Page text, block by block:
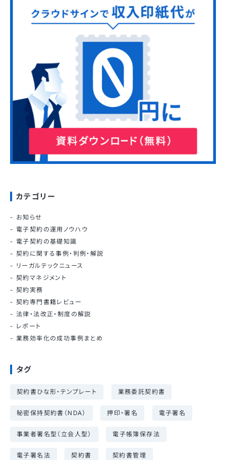
カテゴリー
お知らせ
電子契約の運用ノウハウ
電子契約の基礎知識
契約に関する事例・判例・解説
リーガルテックニュース
契約マネジメント
契約実務
契約専門書籍レビュー
法律・法改正・制度の解説
レポート
業務効率化の成功事例まとめ
タグ
契約書ひな形・テンプレート 業務委託契約書
秘密保持契約書（NDA） 押印・署名 電子署名
事業者署名型（立会人型） 電子帳簿保存法
電子署名法 契約書 契約書管理